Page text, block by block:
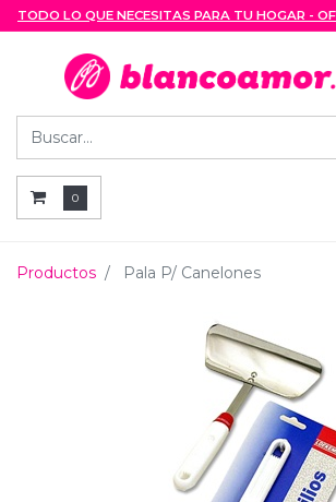
TODO LO QUE NECESITAS PARA TU HOGAR -
0
Productos Pala P/ Canelones